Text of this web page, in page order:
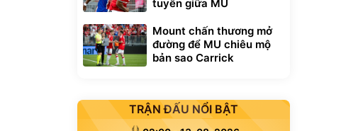
tuyến giữa MU
Mount chấn thương mở
đường để MU chiêu mộ
bản sao Carrick
TRẬN ĐẤU NỔI BẬT